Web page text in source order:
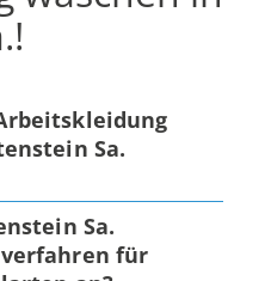
Sa.
Sa.
für